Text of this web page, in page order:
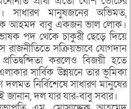
সাধারণ মানুষজনের অভিমত,
আহমদ বাবু একজন ভাল লোক।
পদ থেকে চাকুরী ছেড়ে দিয়ে
রাজনীতিতে সক্রিয়ভাবে যোগদান
করলেও বিজয়ী হতে
সার্বিক উন্নয়নে তার ভূমিকা
নির্বিশেষে সাধারণ মানুষের
জানান, দল যার যার-বাবু সবার।